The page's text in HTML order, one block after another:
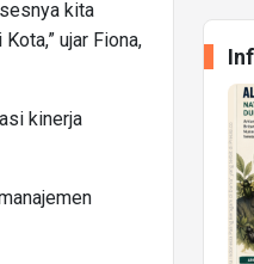
kita
ujar Fiona,
kinerja